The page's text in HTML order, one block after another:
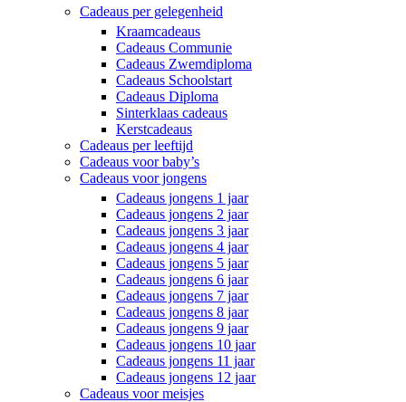
Cadeaus per gelegenheid
Kraamcadeaus
Cadeaus Communie
Cadeaus Zwemdiploma
Cadeaus Schoolstart
Cadeaus Diploma
Sinterklaas cadeaus
Kerstcadeaus
Cadeaus per leeftijd
Cadeaus voor baby’s
Cadeaus voor jongens
Cadeaus jongens 1 jaar
Cadeaus jongens 2 jaar
Cadeaus jongens 3 jaar
Cadeaus jongens 4 jaar
Cadeaus jongens 5 jaar
Cadeaus jongens 6 jaar
Cadeaus jongens 7 jaar
Cadeaus jongens 8 jaar
Cadeaus jongens 9 jaar
Cadeaus jongens 10 jaar
Cadeaus jongens 11 jaar
Cadeaus jongens 12 jaar
Cadeaus voor meisjes